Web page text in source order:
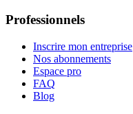
Professionnels
Inscrire mon entreprise
Nos abonnements
Espace pro
FAQ
Blog